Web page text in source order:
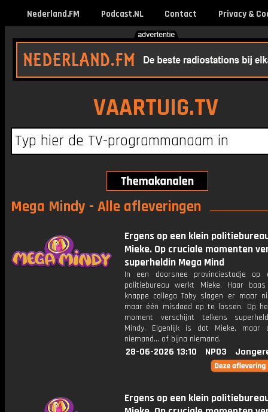
Nederland.FM Podcast.NL Contact Privacy &
VAARTUIG.TV
Mega Mindy - Alle afleveringen
Ergens op een klein
Mieke. Op cruciale momenten
superheldin Mega Mind
In een doorsnee provinciestadje op
politiebureau werkt Mieke. Haar
knappe collega Toby slagen er maar
maar één misdaad op te lossen. Op
moment verschijnt telkens
Mindy. Eigenlijk is dat Mieke, maar
niemand... of bijna niemand.
28-06-2026 13:10 NPO3
Ergens op een klein